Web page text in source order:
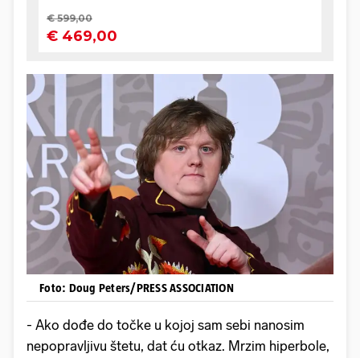
Foto: Doug Peters/PRESS ASSOCIATION
- Ako dođe do točke u kojoj sam sebi nanosim
nepopravljivu štetu, dat ću otkaz. Mrzim hiperbole,